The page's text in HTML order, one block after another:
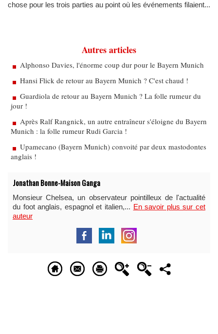
chose pour les trois parties au point où les événements filaient...
Autres articles
Alphonso Davies, l'énorme coup dur pour le Bayern Munich
Hansi Flick de retour au Bayern Munich ? C'est chaud !
Guardiola de retour au Bayern Munich ? La folle rumeur du
jour !
Après Ralf Rangnick, un autre entraîneur s'éloigne du Bayern
Munich : la folle rumeur Rudi Garcia !
Upamecano (Bayern Munich) convoité par deux mastodontes
anglais !
Jonathan Bonne-Maison Ganga
Monsieur Chelsea, un observateur pointilleux de l'actualité
du foot anglais, espagnol et italien,... En savoir plus sur cet
auteur